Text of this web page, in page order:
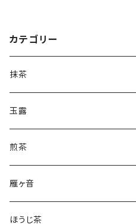
カテゴリー
抹茶
玉露
煎茶
雁ヶ音
ほうじ茶